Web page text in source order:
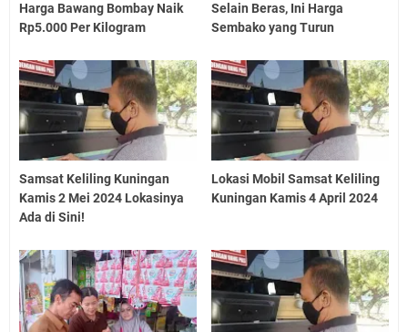
Harga Bawang Bombay Naik
Rp5.000 Per Kilogram
Selain Beras, Ini Harga
Sembako yang Turun
Samsat Keliling Kuningan
Kamis 2 Mei 2024 Lokasinya
Ada di Sini!
Lokasi Mobil Samsat Keliling
Kuningan Kamis 4 April 2024